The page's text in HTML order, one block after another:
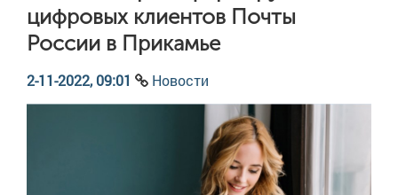
цифровых клиентов Почты
России в Прикамье
2-11-2022, 09:01 Новости